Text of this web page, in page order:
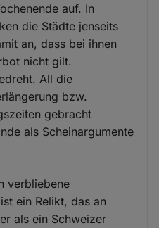
auf. In
die Städte jenseits
an, dass bei ihnen
nicht gilt.
All die
bzw.
gebracht
als Scheinargumente
verbliebene
ein Relikt, das an
als ein Schweizer